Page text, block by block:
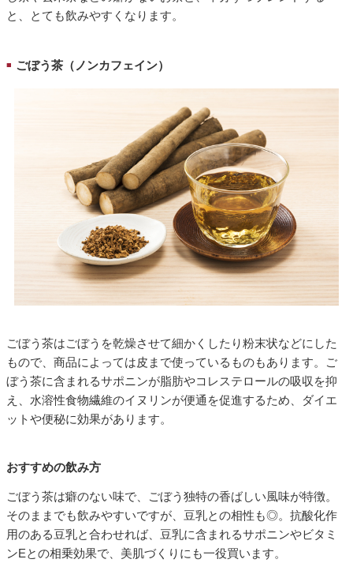
と、とても飲みやすくなります。
■ ごぼう茶（ノンカフェイン）
ごぼう茶はごぼうを乾燥させて細かくしたり粉末状などにした
もので、商品によっては皮まで使っているものもあります。ご
ぼう茶に含まれるサポニンが脂肪やコレステロールの吸収を抑
え、水溶性食物繊維のイヌリンが便通を促進するため、ダイエ
ットや便秘に効果があります。
おすすめの飲み方
ごぼう茶は癖のない味で、ごぼう独特の香ばしい風味が特徴。
そのままでも飲みやすいですが、豆乳との相性も◎。抗酸化作
用のある豆乳と合わせれば、豆乳に含まれるサポニンやビタミ
ンEとの相乗効果で、美肌づくりにも一役買います。